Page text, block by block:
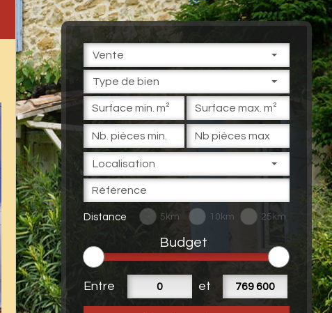
Vente
Type de bien
Localisation
Distance 5km 10km 25km
Budget
Entre et